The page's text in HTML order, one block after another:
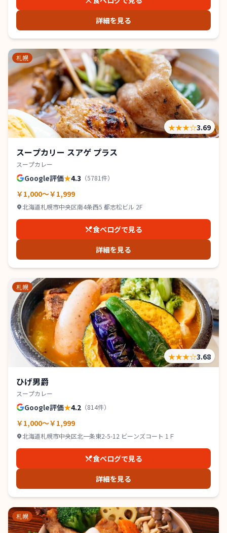
詳細を見る
札幌
★★★☆3.69
スープカリー スアゲ プラス
スープカレー
Google評価★4.3 （5781件）
￥1,000～￥1,999
北海道札幌市中央区南4条西5 都志松ビル 2F
食べログで見る
詳細を見る
札幌
★★★☆3.68
ひげ男爵
スープカレー
Google評価★4.2 （814件）
￥1,000～￥1,999
北海道札幌市中央区北一条東2-5-12 ビーンズコート 1Ｆ
食べログで見る
詳細を見る
札幌